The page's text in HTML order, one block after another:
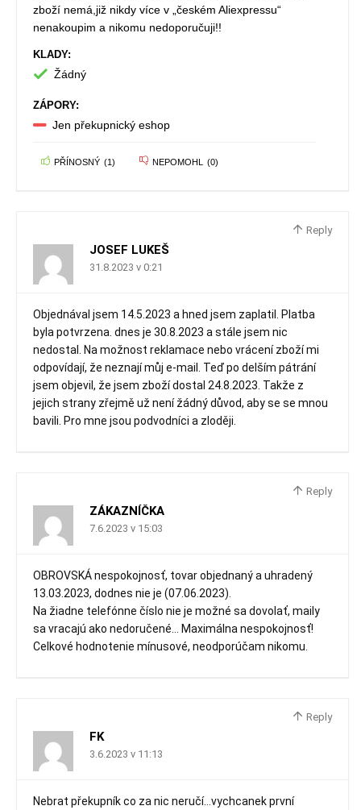
zboží nemá,již nikdy více v „českém Aliexpressu“
nenakoupim a nikomu nedoporučuji!!
KLADY:
Žádný
ZÁPORY:
Jen překupnický eshop
PŘÍNOSNÝ (1) NEPOMOHL (0)
Reply
JOSEF LUKEŠ
31.8.2023 v 0:21
Objednával jsem 14.5.2023 a hned jsem zaplatil. Platba
byla potvrzena. dnes je 30.8.2023 a stále jsem nic
nedostal. Na možnost reklamace nebo vrácení zboží mi
odpovídají, že neznají můj e-mail. Teď po delším pátrání
jsem objevil, že jsem zboží dostal 24.8.2023. Takže z
jejich strany zřejmě už není žádný důvod, aby se se mnou
bavili. Pro mne jsou podvodníci a zloději.
Reply
ZÁKAZNÍČKA
7.6.2023 v 15:03
OBROVSKÁ nespokojnosť, tovar objednaný a uhradený
13.03.2023, dodnes nie je (07.06.2023).
Na žiadne telefónne číslo nie je možné sa dovolať, maily
sa vracajú ako nedoručené… Maximálna nespokojnosť!
Celkové hodnotenie mínusové, neodporúčam nikomu.
Reply
FK
3.6.2023 v 11:13
Nebrat překupník co za nic neručí…vychcanek první